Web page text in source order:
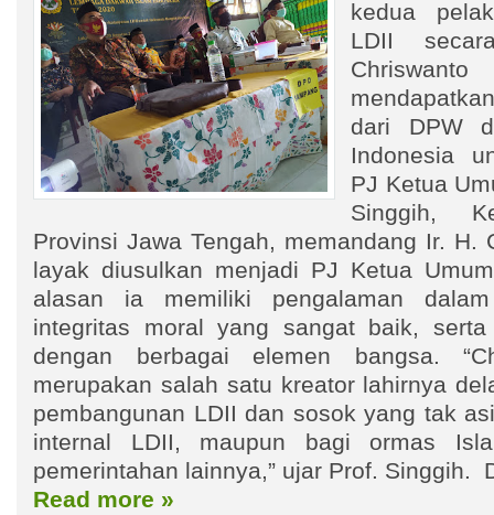
kedua
LDII
dari DPW
Indonesia
PJ Ketua
Singgih,
Provinsi Jawa Tengah, memandang Ir. H.
layak diusulkan menjadi PJ Ketua
alasan ia memiliki pengalaman
integritas moral yang sangat baik,
dengan berbagai elemen bangsa.
merupakan salah satu kreator lahirnya
pembangunan LDII dan sosok yang tak
internal LDII, maupun bagi ormas
pemerintahan lainnya,” ujar Prof. Singgih.
Read more »